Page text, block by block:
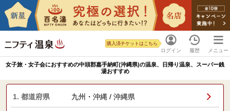
ログイン
購入済チケットはこちら
履歴 メニュー
女子旅・女子会におすすめの中頭郡嘉手納町(沖縄県)の温泉、日帰り温泉、スーパー銭
湯おすすめ
1. 都道府県 九州・沖縄 / 沖縄県